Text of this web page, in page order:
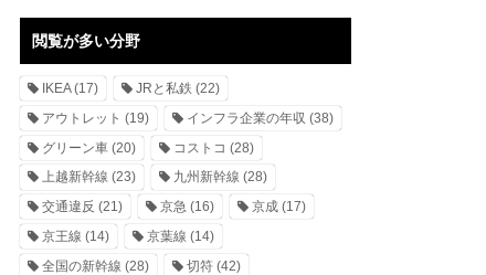
閲覧が多い分野
IKEA(17) JRと私鉄 (22)
アウトレット (19) インフラ企業の年収 (38)
グリーン車 (20) コストコ (28)
上越新幹線 (23) 九州新幹線 (28)
交通違反 (21) 京急 (16) 京成(17)
京王線 (14) 京葉線 (14)
全国の新幹線 (28) 切符(42)